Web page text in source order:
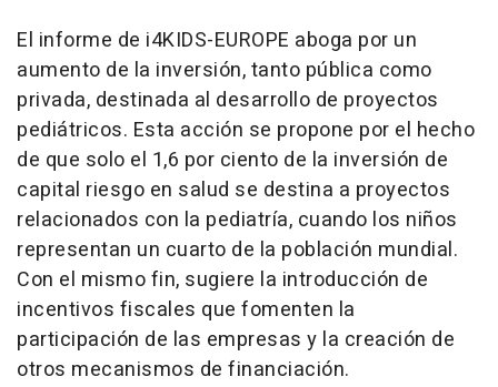
El informe de i4KIDS-EUROPE aboga por un
aumento de la inversión, tanto pública como
privada, destinada al desarrollo de proyectos
pediátricos. Esta acción se propone por el hecho
de que solo el 1,6 por ciento de la inversión de
capital riesgo en salud se destina a proyectos
relacionados con la pediatría, cuando los niños
representan un cuarto de la población mundial.
Con el mismo fin, sugiere la introducción de
incentivos fiscales que fomenten la
participación de las empresas y la creación de
otros mecanismos de financiación.